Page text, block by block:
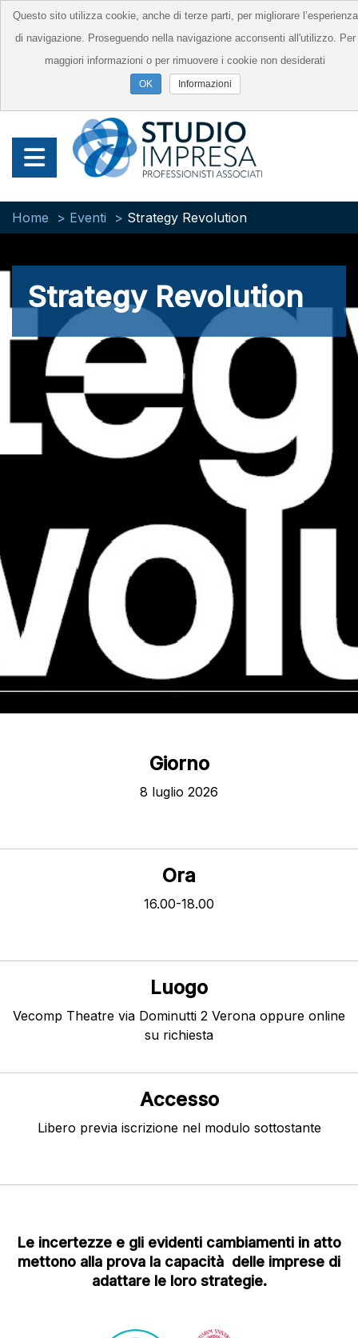
Home Eventi Strategy Revolution
Strategy Revolution
Giorno
8 luglio 2026
Ora
16.00-18.00
Luogo
Vecomp Theatre via Dominutti 2 Verona oppure online
su richiesta
Accesso
Libero previa iscrizione nel modulo sottostante
Le incertezze e gli evidenti cambiamenti in atto
mettono alla prova la capacità delle imprese di
adattare le loro strategie.
Questo sito utilizza cookie, anche di terze parti, per migliorare l’esperienza
di navigazione. Proseguendo nella navigazione acconsenti all'utilizzo. Per
maggiori informazioni o per rimuovere i cookie non desiderati
Informazioni